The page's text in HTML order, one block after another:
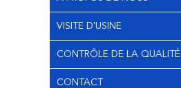
VISITE D'USINE
CONTRÔLE DE LA QUALITÉ
CONTACT